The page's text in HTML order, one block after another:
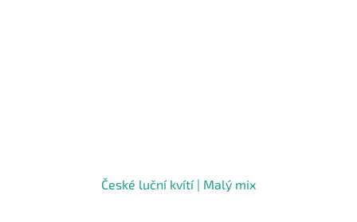
České luční kvítí | Malý mix